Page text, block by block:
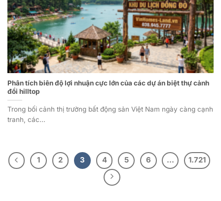
Phân tích biên độ lợi nhuận cực lớn của các dự án biệt thự cảnh
đồi hilltop
Trong bối cảnh thị trường bất động sản Việt Nam ngày càng cạnh
tranh, các...
1 2 3 4 5 6 … 1.721